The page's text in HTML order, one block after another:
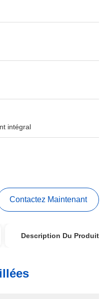
intégral
Contactez Maintenant
Description Du Produit